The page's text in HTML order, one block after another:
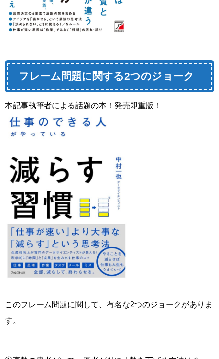
フレーム問題に関する2つのジョーク
本記事執筆者による話題の本！発売即重版！
このフレーム問題に関して、有名な2つのジョークがありま
す。